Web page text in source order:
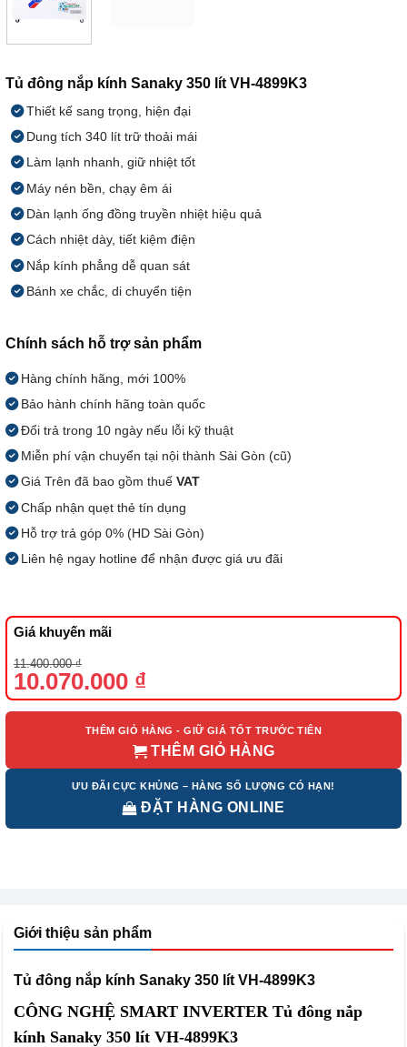
Tủ đông nắp kính Sanaky 350 lít VH-4899K3
Thiết kế sang trọng, hiện đại
Dung tích 340 lít trữ thoải mái
Làm lạnh nhanh, giữ nhiệt tốt
Máy nén bền, chạy êm ái
Dàn lạnh ống đồng truyền nhiệt hiệu quả
Cách nhiệt dày, tiết kiệm điện
Nắp kính phẳng dễ quan sát
Bánh xe chắc, di chuyển tiện
Chính sách hỗ trợ sản phẩm
Hàng chính hãng, mới 100%
Bảo hành chính hãng toàn quốc
Đổi trả trong 10 ngày nếu lỗi kỹ thuật
Miễn phí vận chuyển tại nội thành Sài Gòn (cũ)
Giá Trên đã bao gồm thuế VAT
Chấp nhận quẹt thẻ tín dụng
Hỗ trợ trả góp 0% (HD Sài Gòn)
Liên hệ ngay hotline để nhận được giá ưu đãi
Giá khuyến mãi
11.400.000₫
Giá
gốc
là:
10.070.000 ₫
Giá
hiện
tại
THÊM GIỎ HÀNG - GIỮ GIÁ TỐT TRƯỚC TIÊN
THÊM GIỎ HÀNG
ƯU ĐÃI CỰC KHỦNG – HÀNG SỐ LƯỢNG CÓ HẠN!
ĐẶT HÀNG ONLINE
Giới thiệu sản phẩm
Tủ đông nắp kính Sanaky 350 lít VH-4899K3
CÔNG NGHỆ SMART INVERTER Tủ đông nắp
kính Sanaky 350 lít VH-4899K3